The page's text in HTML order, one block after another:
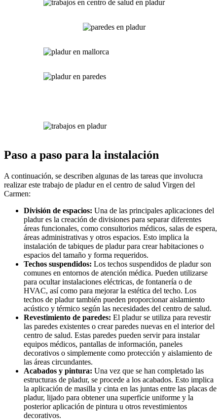
Paso a paso para la instalación
A continuación, se describen algunas de las tareas que involucra
realizar este trabajo de pladur en el centro de salud Virgen del
Carmen:
División de espacios: Una de las principales aplicaciones del
pladur es la creación de divisiones para separar diferentes
áreas funcionales, como consultorios médicos, salas de espera,
áreas administrativas y otros espacios. Esto implica la
instalación de tabiques de pladur para crear habitaciones o
espacios del tamaño y forma requeridos.
Techos suspendidos: Los techos suspendidos de pladur son
comunes en entornos de atención médica. Pueden utilizarse
para ocultar instalaciones eléctricas, de fontanería o de
HVAC, así como para mejorar la estética del techo. Los
techos de pladur también pueden proporcionar aislamiento
acústico y térmico según las necesidades del centro de salud.
Revestimiento de paredes: El pladur se utiliza para revestir
las paredes existentes o crear paredes nuevas en el interior del
centro de salud. Estas paredes pueden servir para instalar
equipos médicos, pantallas de información, paneles
decorativos o simplemente como protección y aislamiento de
las áreas circundantes.
Acabados y pintura: Una vez que se han completado las
estructuras de pladur, se procede a los acabados. Esto implica
la aplicación de masilla y cinta en las juntas entre las placas de
pladur, lijado para obtener una superficie uniforme y la
posterior aplicación de pintura u otros revestimientos
decorativos.